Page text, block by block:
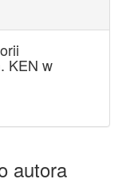
KEN w
autora